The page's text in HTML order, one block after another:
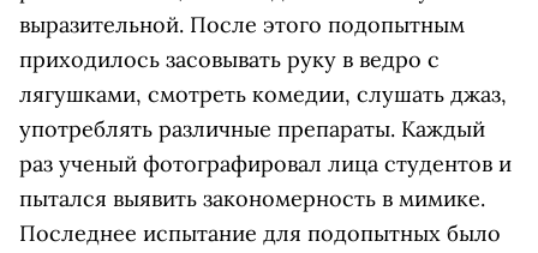
выразительной. После этого подопытным
приходилось засовывать руку в ведро с
лягушками, смотреть комедии, слушать джаз,
употреблять различные препараты. Каждый
раз ученый фотографировал лица студентов и
пытался выявить закономерность в мимике.
Последнее испытание для подопытных было